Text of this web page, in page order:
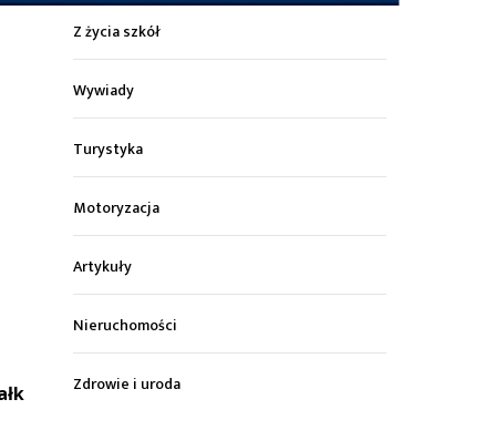
Z życia szkół
Wywiady
Turystyka
Motoryzacja
Artykuły
Nieruchomości
Zdrowie i uroda